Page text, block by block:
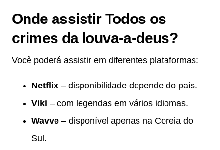
Onde assistir Todos os
crimes da louva-a-deus?
Você poderá assistir em diferentes plataformas:
Netflix – disponibilidade depende do país.
Viki – com legendas em vários idiomas.
Wavve – disponível apenas na Coreia do
Sul.